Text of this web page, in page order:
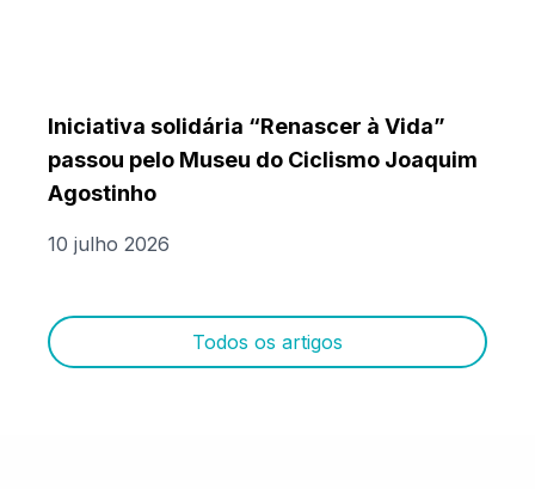
Iniciativa solidária “Renascer à Vida”
passou pelo Museu do Ciclismo Joaquim
Agostinho
10 julho 2026
Todos os artigos